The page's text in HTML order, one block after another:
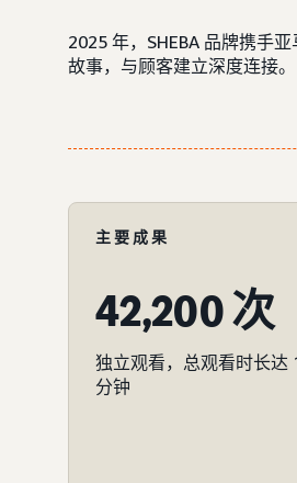
2025 年，SHEBA 品牌携手
故事，与顾客建立深度连接。
主要成果
42,200 次
独立观看，总观看时长达
分钟